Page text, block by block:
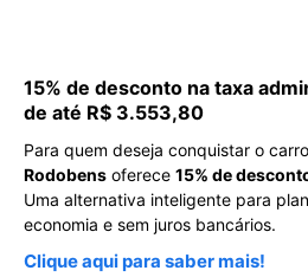
15% de desconto na taxa
de até R$ 3.553,80
Para quem deseja conquistar o
Rodobens oferece 15% de
Uma alternativa inteligente para
economia e sem juros bancários.
Clique aqui para saber mais!